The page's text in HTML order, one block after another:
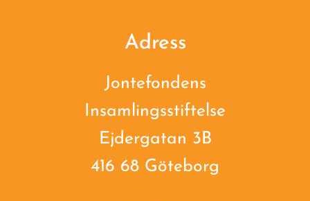
Adress
Jontefondens
Insamlingsstiftelse
Ejdergatan 3B
416 68 Göteborg